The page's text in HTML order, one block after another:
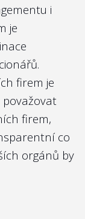
i
je
firem je
považovat
firem,
co
orgánů by